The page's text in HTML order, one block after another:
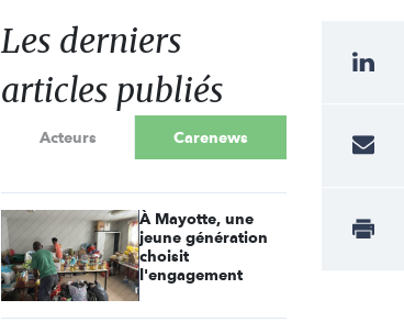
Les derniers
articles publiés
Acteurs Carenews
À Mayotte, une
jeune génération
choisit
l'engagement